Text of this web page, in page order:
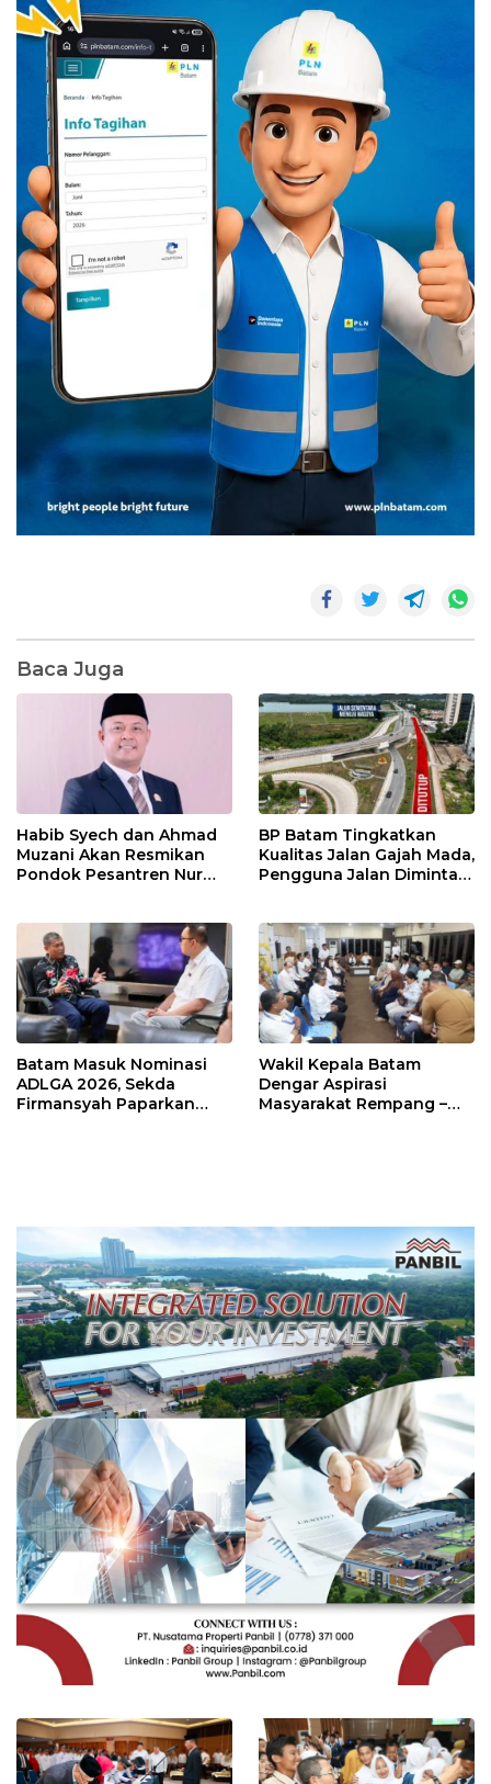
Baca Juga
Habib Syech dan Ahmad
Muzani Akan Resmikan
Pondok Pesantren Nur
BP Batam Tingkatkan
Kualitas Jalan Gajah Mada,
Pengguna Jalan Diminta
Batam Masuk Nominasi
ADLGA 2026, Sekda
Firmansyah Paparkan
Wakil Kepala Batam
Dengar Aspirasi
Masyarakat Rempang –